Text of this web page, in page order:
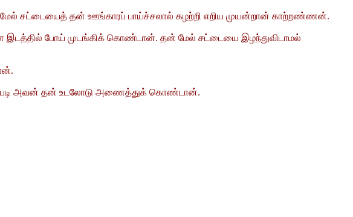
மேல் சட்டையைத் தன் ஊங்காரப் பாய்ச்சலால் கழற்றி எறிய முயன்றான் காற்றண்ணன்.
இடத்தில் போய் முடங்கிக் கொண்டான். தன் மேல் சட்டையை இழந்துவிடாமல்
அவன் தன் உடலோடு அணைத்துக் கொண்டான்.